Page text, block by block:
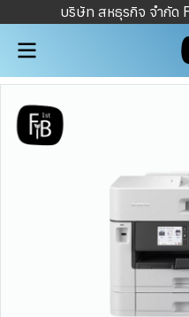
บริษัท สหธุรกิจ จำกัด